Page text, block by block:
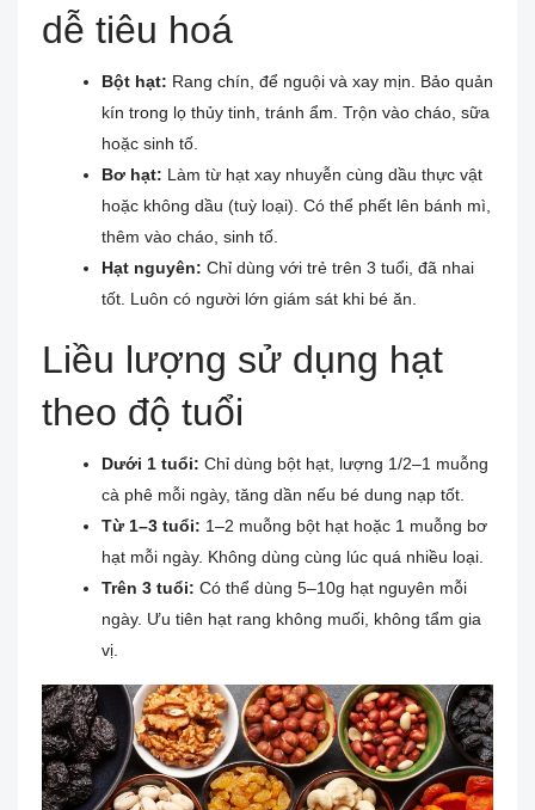
dễ tiêu hoá
Bột hạt: Rang chín, để nguội và xay mịn. Bảo quản
kín trong lọ thủy tinh, tránh ẩm. Trộn vào cháo, sữa
hoặc sinh tố.
Bơ hạt: Làm từ hạt xay nhuyễn cùng dầu thực vật
hoặc không dầu (tuỳ loại). Có thể phết lên bánh mì,
thêm vào cháo, sinh tố.
Hạt nguyên: Chỉ dùng với trẻ trên 3 tuổi, đã nhai
tốt. Luôn có người lớn giám sát khi bé ăn.
Liều lượng sử dụng hạt
theo độ tuổi
Dưới 1 tuổi: Chỉ dùng bột hạt, lượng 1/2–1 muỗng
cà phê mỗi ngày, tăng dần nếu bé dung nạp tốt.
Từ 1–3 tuổi: 1–2 muỗng bột hạt hoặc 1 muỗng bơ
hạt mỗi ngày. Không dùng cùng lúc quá nhiều loại.
Trên 3 tuổi: Có thể dùng 5–10g hạt nguyên mỗi
ngày. Ưu tiên hạt rang không muối, không tẩm gia
vị.